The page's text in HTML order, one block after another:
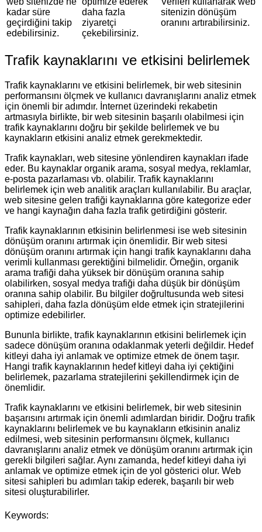
kadar süre
geçirdiğini takip
edebilirsiniz.
daha fazla
ziyaretçi
çekebilirsiniz.
sitenizin dönüşüm
oranını artırabilirsiniz.
Trafik kaynaklarını ve etkisini belirlemek
Trafik kaynaklarını ve etkisini belirlemek, bir web sitesinin
performansını ölçmek ve kullanıcı davranışlarını analiz etmek
için önemli bir adımdır. İnternet üzerindeki rekabetin
artmasıyla birlikte, bir web sitesinin başarılı olabilmesi için
trafik kaynaklarını doğru bir şekilde belirlemek ve bu
kaynakların etkisini analiz etmek gerekmektedir.
Trafik kaynakları, web sitesine yönlendiren kaynakları ifade
eder. Bu kaynaklar organik arama, sosyal medya, reklamlar,
e-posta pazarlaması vb. olabilir. Trafik kaynaklarını
belirlemek için web analitik araçları kullanılabilir. Bu araçlar,
web sitesine gelen trafiği kaynaklarına göre kategorize eder
ve hangi kaynağın daha fazla trafik getirdiğini gösterir.
Trafik kaynaklarının etkisinin belirlenmesi ise web sitesinin
dönüşüm oranını artırmak için önemlidir. Bir web sitesi
dönüşüm oranını artırmak için hangi trafik kaynaklarını daha
verimli kullanması gerektiğini bilmelidir. Örneğin, organik
arama trafiği daha yüksek bir dönüşüm oranına sahip
olabilirken, sosyal medya trafiği daha düşük bir dönüşüm
oranına sahip olabilir. Bu bilgiler doğrultusunda web sitesi
sahipleri, daha fazla dönüşüm elde etmek için stratejilerini
optimize edebilirler.
Bununla birlikte, trafik kaynaklarının etkisini belirlemek için
sadece dönüşüm oranına odaklanmak yeterli değildir. Hedef
kitleyi daha iyi anlamak ve optimize etmek de önem taşır.
Hangi trafik kaynaklarının hedef kitleyi daha iyi çektiğini
belirlemek, pazarlama stratejilerini şekillendirmek için de
önemlidir.
Trafik kaynaklarını ve etkisini belirlemek, bir web sitesinin
başarısını artırmak için önemli adımlardan biridir. Doğru trafik
kaynaklarını belirlemek ve bu kaynakların etkisinin analiz
edilmesi, web sitesinin performansını ölçmek, kullanıcı
davranışlarını analiz etmek ve dönüşüm oranını artırmak için
gerekli bilgileri sağlar. Aynı zamanda, hedef kitleyi daha iyi
anlamak ve optimize etmek için de yol gösterici olur. Web
sitesi sahipleri bu adımları takip ederek, başarılı bir web
sitesi oluşturabilirler.
Keywords: